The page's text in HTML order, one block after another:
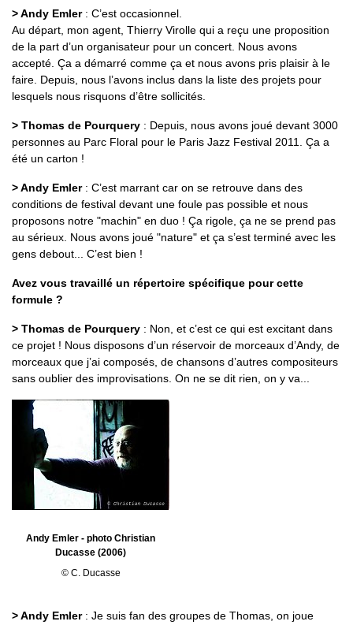
> Andy Emler: C’est occasionnel.
Au départ, mon agent, Thierry Virolle qui a reçu une proposition
de la part d’un organisateur pour un concert. Nous avons
accepté. Ça a démarré comme ça et nous avons pris plaisir à le
faire. Depuis, nous l’avons inclus dans la liste des projets pour
lesquels nous risquons d’être sollicités.
> Thomas de Pourquery : Depuis, nous avons joué devant 3000
personnes au Parc Floral pour le Paris Jazz Festival 2011. Ça a
été un carton !
> Andy Emler: C’est marrant car on se retrouve dans des
conditions de festival devant une foule pas possible et nous
proposons notre "machin" en duo ! Ça rigole, ça ne se prend pas
au sérieux. Nous avons joué "nature" et ça s’est terminé avec les
gens debout... C’est bien !
Avez vous travaillé un répertoire spécifique pour cette
formule ?
> Thomas de Pourquery : Non, et c’est ce qui est excitant dans
ce projet ! Nous disposons d’un réservoir de morceaux d’Andy, de
morceaux que j’ai composés, de chansons d’autres compositeurs
sans oublier des improvisations. On ne se dit rien, on y va...
Andy Emler - photo Christian
Ducasse (2006)
© C. Ducasse
> Andy Emler: Je suis fan des groupes de Thomas, on joue